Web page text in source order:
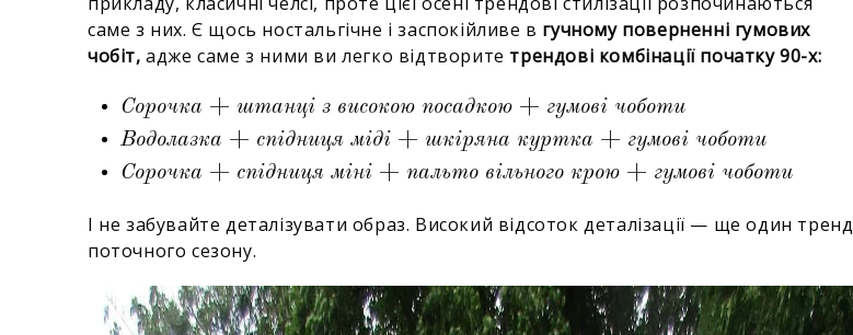
саме з них. Є щось ностальгічне і заспокійливе в гучному поверненні гумових
чобіт,адже саме з ними ви легко відтворите трендові комбінації початку 90-х:
Сорочка + штанці з високою посадкою + гумові чоботи
Водолазка + спідниця міді + шкіряна куртка + гумові чоботи
Сорочка + спідниця міні + пальто вільного крою + гумові чоботи
І не забувайте деталізувати образ. Високий відсоток деталізації — ще один тренд
поточного сезону.